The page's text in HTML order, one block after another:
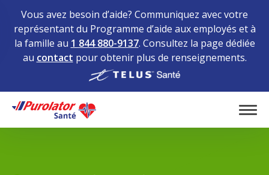
Vous avez besoin d’aide? Communiquez avec votre
représentant du Programme d’aide aux employés et à
la famille au 1 844 880-9137. Consultez la page dédiée
au contact pour obtenir plus de renseignements.
Home